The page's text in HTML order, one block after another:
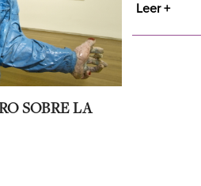
SOBRE LA
Leer +